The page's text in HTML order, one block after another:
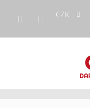
obsah
CZK